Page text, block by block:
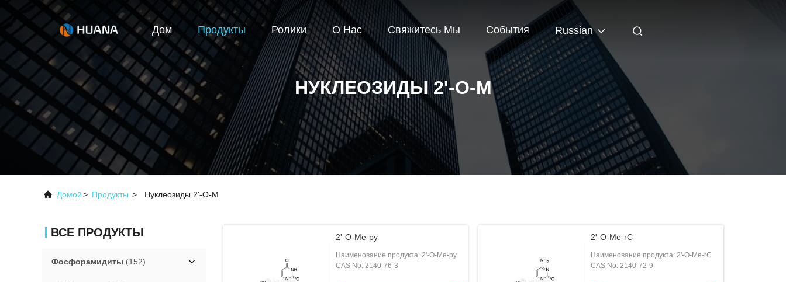
Дом Продукты Ролики О Нас Свяжитесь Мы События Russian
НУКЛЕОЗИДЫ 2'-О-М
Домой> Продукты > Нуклеозиды 2'-О-М
ВСЕ ПРОДУКТЫ
Фосфорамидиты (152)
2'-О-Ме-ру
Наименование продукта: 2'-О-Ме-ру
CAS No: 2140-76-3
2'-O-Me-rC
Наименование продукта: 2'-O-Me-rC
CAS No: 2140-72-9